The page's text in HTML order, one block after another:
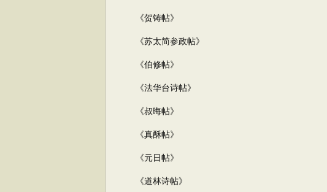
《贺铸帖》
《苏太简参政帖》
《伯修帖》
《法华台诗帖》
《叔晦帖》
《真酥帖》
《元日帖》
《道林诗帖》